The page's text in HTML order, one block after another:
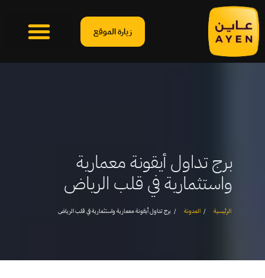
زيارة الموقع
برج تداول أيقونة معمارية
واستثمارية في قلب الرياض
الرئيسية المدونة برج تداول أيقونة معمارية واستثمارية في قلب الرياض